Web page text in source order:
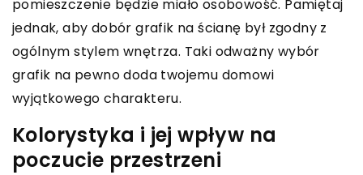
pomieszczenie będzie miało osobowość. Pamiętaj
jednak, aby dobór grafik na ścianę był zgodny z
ogólnym stylem wnętrza. Taki odważny wybór
grafik na pewno doda twojemu domowi
wyjątkowego charakteru.
Kolorystyka i jej wpływ na
poczucie przestrzeni